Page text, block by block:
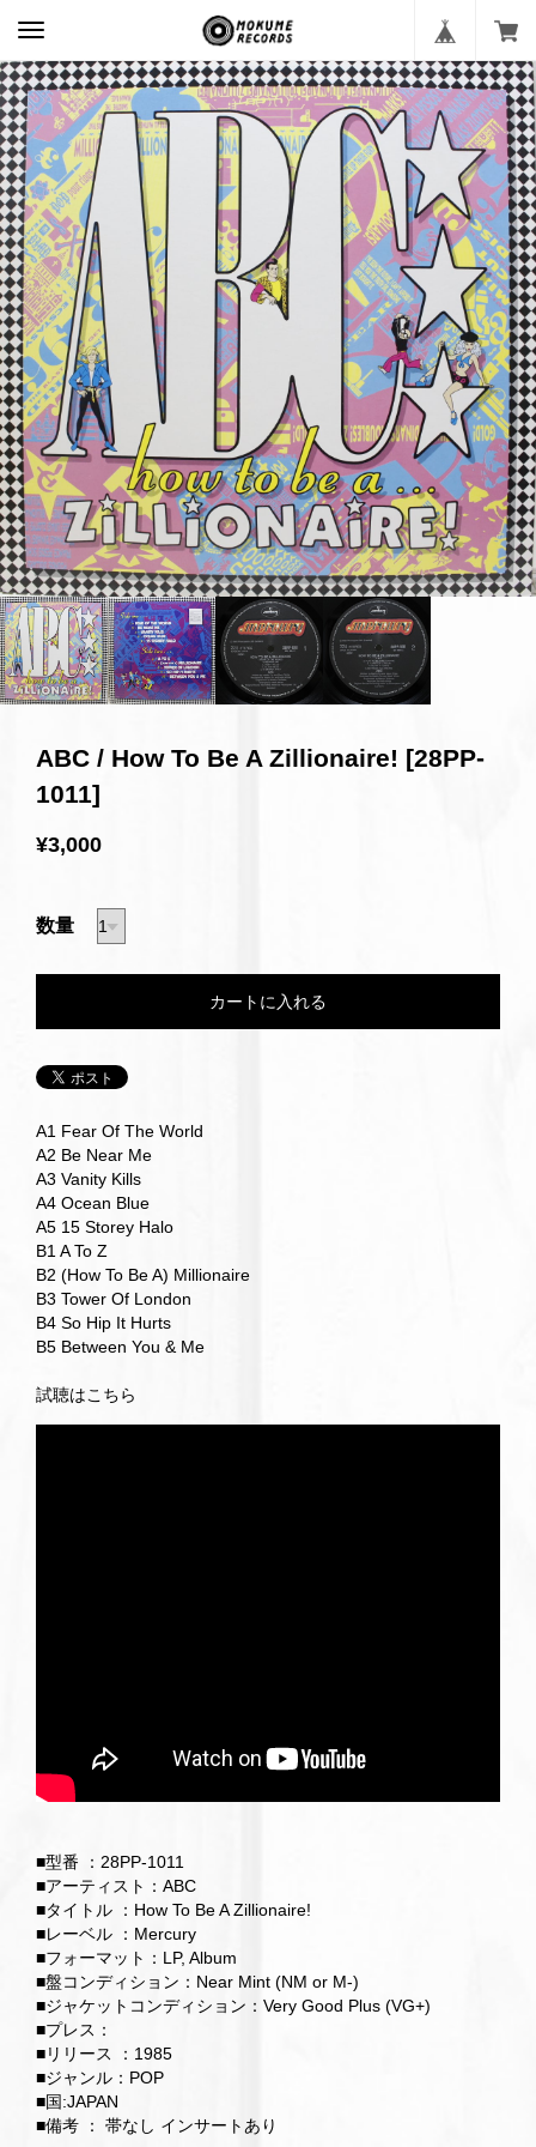
ABC / How To Be A Zillionaire! [28PP-
1011]
¥3,000
数量
A1 Fear Of The World
A2 Be Near Me
A3 Vanity Kills
A4 Ocean Blue
A5 15 Storey Halo
B1 A To Z
B2 (How To Be A) Millionaire
B3 Tower Of London
B4 So Hip It Hurts
B5 Between You & Me
試聴はこちら
■型番 ：28PP-1011
■アーティスト：ABC
■タイトル ：How To Be A Zillionaire!
■レーベル ：Mercury
■フォーマット：LP, Album
■盤コンディション：Near Mint (NM or M-)
■ジャケットコンディション：Very Good Plus (VG+)
■プレス：
■リリース ：1985
■ジャンル：POP
■国:JAPAN
■備考 ： 帯なし インサートあり